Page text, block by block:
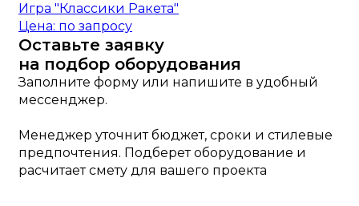
Игра "Классики Ракета"
Цена: по запросу
Оставьте заявку
на подбор оборудования
Заполните форму или напишите в удобный
мессенджер.
Менеджер уточнит бюджет, сроки и стилевые
предпочтения. Подберет оборудование и
расчитает смету для вашего проекта